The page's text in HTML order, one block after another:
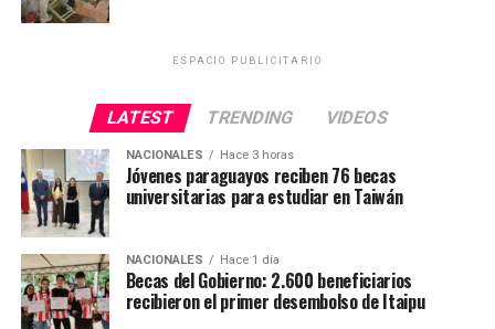
ESPACIO PUBLICITARIO
LATEST TRENDING VIDEOS
NACIONALES Hace 3 horas
Jóvenes paraguayos reciben 76 becas
universitarias para estudiar en Taiwán
NACIONALES Hace 1 día
Becas del Gobierno: 2.600 beneficiarios
recibieron el primer desembolso de Itaipu